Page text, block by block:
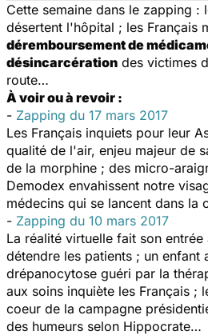
Cette semaine dans le zapping :
désertent l'hôpital ; les Français
déremboursement de
désincarcération des victimes
route…
À voir ou à revoir :
- Zapping du 17 mars 2017
Les Français inquiets pour leur
qualité de l'air, enjeu majeur de
de la morphine ; des micro-
Demodex envahissent notre
médecins qui se lancent dans la
- Zapping du 10 mars 2017
La réalité virtuelle fait son
détendre les patients ; un enfant
drépanocytose guéri par la
aux soins inquiète les Français ;
coeur de la campagne
des humeurs selon Hippocrate…